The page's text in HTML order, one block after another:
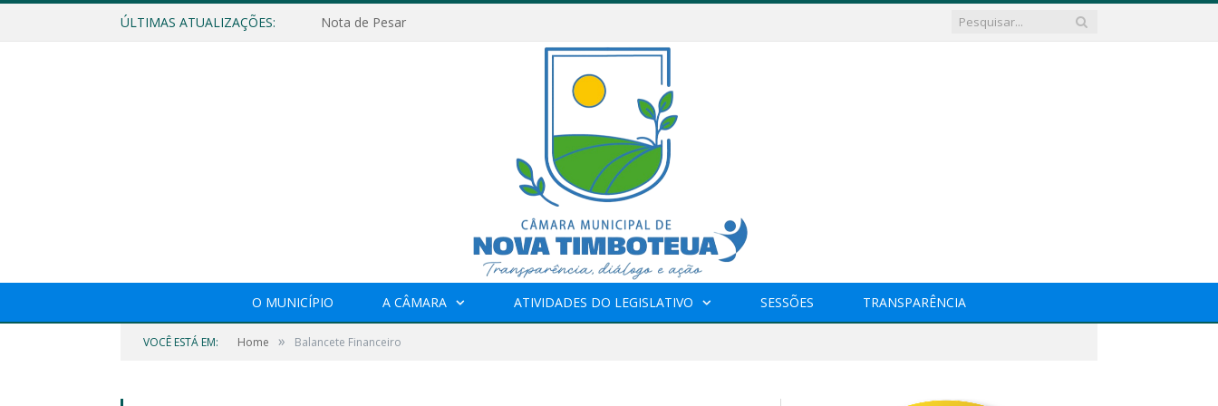
ÚLTIMAS ATUALIZAÇÕES: Nota de Pesar
O MUNICÍPIO A CÂMARA ATIVIDADES DO LEGISLATIVO SESSÕES TRANSPARÊNCIA
VOCÊ ESTÁ EM: Home » Balancete Financeiro